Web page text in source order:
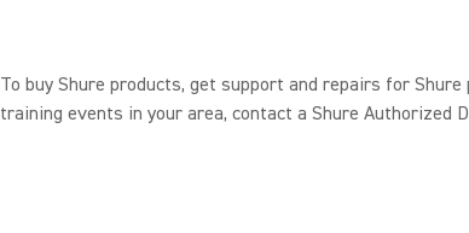
To buy Shure products, get support and repairs for
training events in your area, contact a Shure Authorized